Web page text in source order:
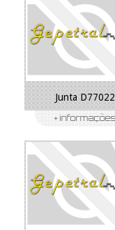
Junta D77022